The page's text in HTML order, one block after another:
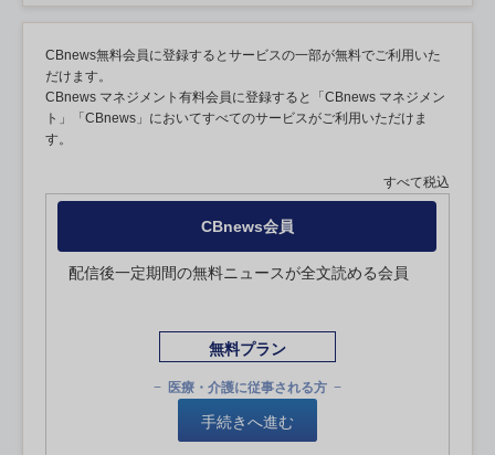
CBnews無料会員に登録するとサービスの一部が無料でご利用いた
だけます。
CBnews マネジメント有料会員に登録すると「CBnews マネジメン
ト」「CBnews」においてすべてのサービスがご利用いただけま
す。
すべて税込
CBnews会員
配信後一定期間の無料ニュースが全文読める会員
無料プラン
医療・介護に従事される方
手続きへ進む